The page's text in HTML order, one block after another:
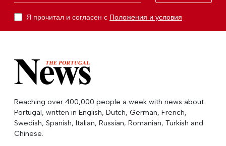
Я прочитал и согласен с Положения и условия
Reaching over 400,000 people a week with news about
Portugal, written in English, Dutch, German, French,
Swedish, Spanish, Italian, Russian, Romanian, Turkish and
Chinese.